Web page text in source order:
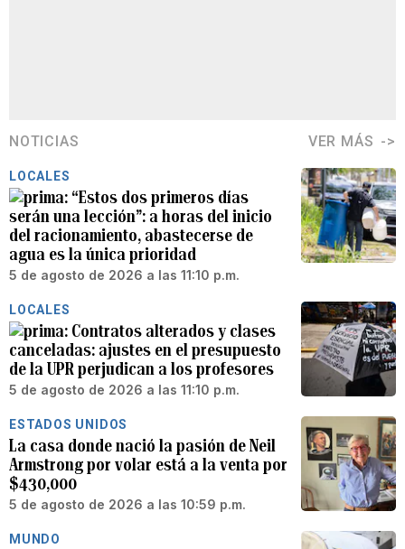
NOTICIAS VER MÁS
LOCALES
“Estos dos primeros días
serán una lección”: a horas del inicio
del racionamiento, abastecerse de
agua es la única prioridad
5 de agosto de 2026 a las 11:10 p.m.
LOCALES
Contratos alterados y clases
canceladas: ajustes en el presupuesto
de la UPR perjudican a los profesores
5 de agosto de 2026 a las 11:10 p.m.
ESTADOS UNIDOS
La casa donde nació la pasión de Neil
Armstrong por volar está a la venta por
$430,000
5 de agosto de 2026 a las 10:59 p.m.
MUNDO